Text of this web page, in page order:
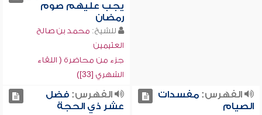
يجب عليهم صوم
رمضان
للشيخ: محمد بن صالح
العثيمين
جزء من محاضرة ( اللقاء
الشهري [33])
الفهرس:مفسدات
الصيام
الفهرس:فضل
عشر ذي الحجة